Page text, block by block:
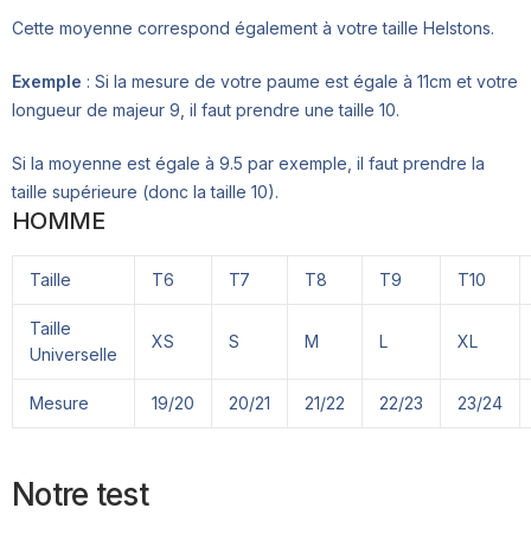
Cette moyenne correspond également à votre taille Helstons.
Exemple : Si la mesure de votre paume est égale à 11cm et votre
longueur de majeur 9, il faut prendre une taille 10.
Si la moyenne est égale à 9.5 par exemple, il faut prendre la
taille supérieure (donc la taille 10).
HOMME
Taille T6 T7 T8 T9 T10
Taille
Universelle
XS S M L XL
Mesure 19/20 20/21 21/22 22/23 23/24
Notre test